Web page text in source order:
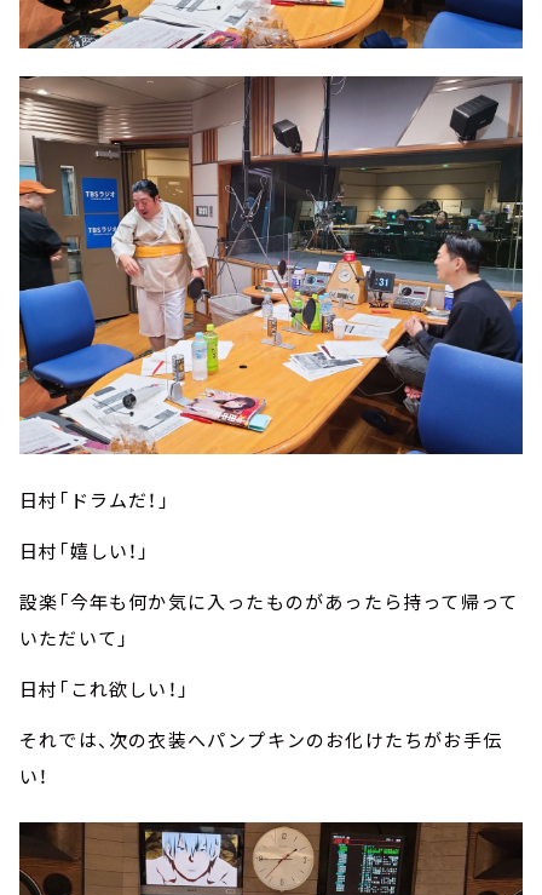
日村「ドラムだ！」
日村「嬉しい！」
設楽「今年も何か気に入ったものがあったら持って帰って
いただいて」
日村「これ欲しい！」
それでは、次の衣装へパンプキンのお化けたちがお手伝
い！